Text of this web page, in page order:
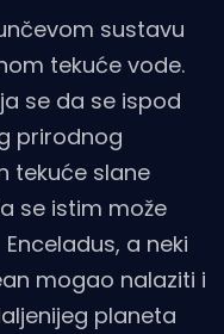
sustavu
tekuće vode.
se da se ispod
prirodnog
tekuće slane
se istim može
a neki
mogao nalaziti i
planeta